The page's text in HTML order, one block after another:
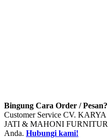
Bingung Cara Order / Pesan?
Customer Service CV.
JATI & MAHONI
Anda. Hubungi kami!